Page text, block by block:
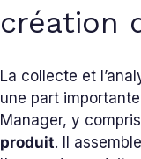
création
La collecte et
une part
Manager, y
produit. Il